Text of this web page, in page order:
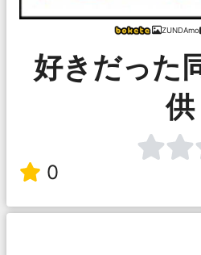
ZUNDAmo
好きだった
供
0